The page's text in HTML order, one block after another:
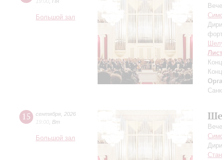
Большой зал
Лист
15 сентября 2026
19:00 Вт
Большой зал